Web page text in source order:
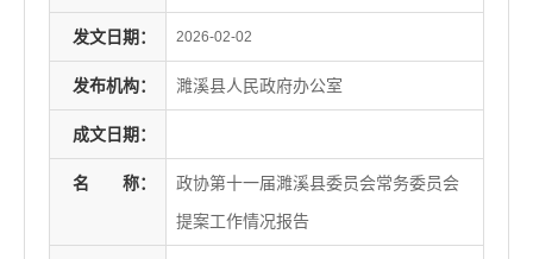
发文日期： 2026-02-02
发布机构： 濉溪县人民政府办公室
成文日期：
名 称：
政协第十一届濉溪县委员会常务委员会
提案工作情况报告